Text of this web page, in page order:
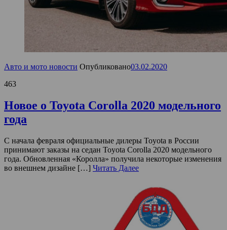
Авто и мото новости Опубликовано03.02.2020
463
Новое о Toyota Corolla 2020 модельного
года
С начала февраля официальные дилеры Toyota в России
принимают заказы на седан Toyota Corolla 2020 модельного
года. Обновленная «Королла» получила некоторые изменения
во внешнем дизайне […] Читать Далее